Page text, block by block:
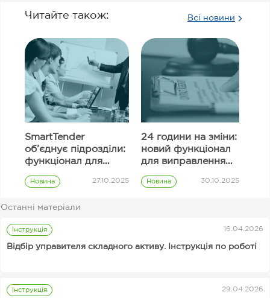
Останні матеріали
Інструкція 16.04.2026
Відбір управителя складного активу. Інструкція по роботі
Інструкція 29.04.2026
Читайте також: Всі новини
SmartTender
об’єднує підрозділи:
функціонал для
закупівель
Новина
закупівлі
27.10.2025
24 години на зміни:
новий функціонал
для виправлення
тендерної
Новина 30.10.2025